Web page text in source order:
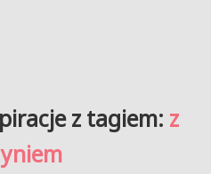
z tagiem: z